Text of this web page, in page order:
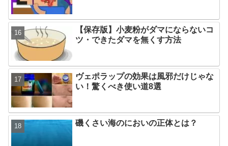
【保存版】小麦粉がダマにならないコ
ツ・できたダマを無くす方法
ヴェポラップの効果は風邪だけじゃな
い！驚くべき使い道8選
磯くさい海のにおいの正体とは？